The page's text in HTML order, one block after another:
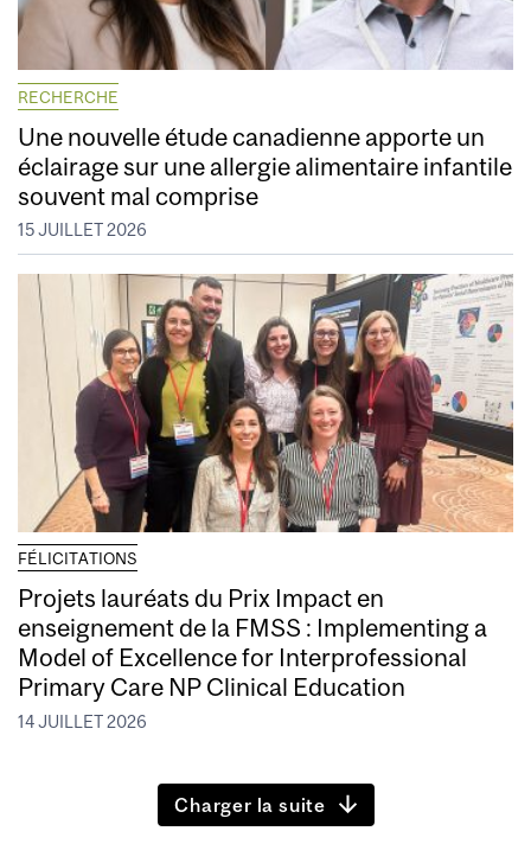
RECHERCHE
Une nouvelle étude canadienne apporte un
éclairage sur une allergie alimentaire infantile
souvent mal comprise
15 JUILLET 2026
FÉLICITATIONS
Projets lauréats du Prix Impact en
enseignement de la FMSS : Implementing a
Model of Excellence for Interprofessional
Primary Care NP Clinical Education
14 JUILLET 2026
Charger la suite